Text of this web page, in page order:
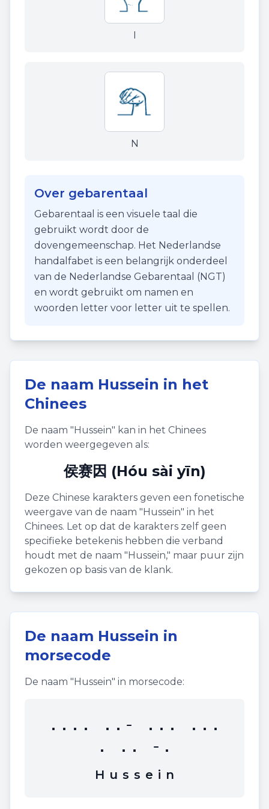
I
N
Over gebarentaal
Gebarentaal is een visuele taal die
gebruikt wordt door de
dovengemeenschap. Het Nederlandse
handalfabet is een belangrijk onderdeel
van de Nederlandse Gebarentaal (NGT)
en wordt gebruikt om namen en
woorden letter voor letter uit te spellen.
De naam Hussein in het
Chinees
De naam "Hussein" kan in het Chinees
worden weergegeven als:
侯赛因 (Hóu sài yīn)
Deze Chinese karakters geven een fonetische
weergave van de naam "Hussein" in het
Chinees. Let op dat de karakters zelf geen
specifieke betekenis hebben die verband
houdt met de naam "Hussein," maar puur zijn
gekozen op basis van de klank.
De naam Hussein in
morsecode
De naam "Hussein" in morsecode:
.... ..- ... ...
. .. -.
H u s s e i n